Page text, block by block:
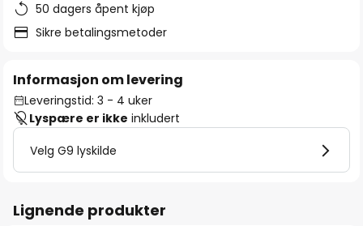
50 dagers åpent kjøp
Sikre betalingsmetoder
Informasjon om levering
Leveringstid: 3 - 4 uker
Lyspære er ikke inkludert
Velg G9 lyskilde
Lignende produkter